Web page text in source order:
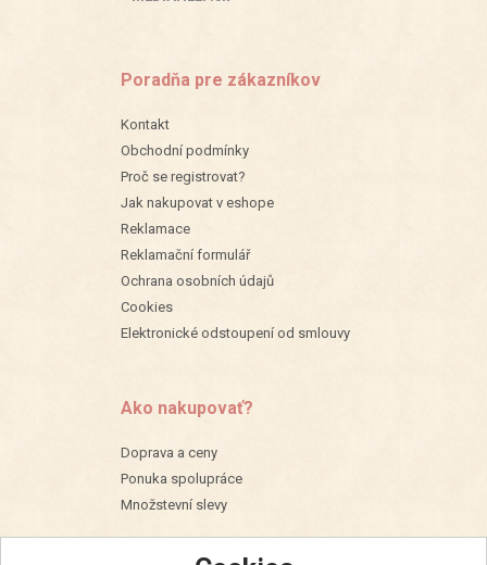
Poradňa pre zákazníkov
Kontakt
Obchodní podmínky
Proč se registrovat?
Jak nakupovat v eshope
Reklamace
Reklamační formulář
Ochrana osobních údajů
Cookies
Elektronické odstoupení od smlouvy
Ako nakupovať?
Doprava a ceny
Ponuka spolupráce
Množstevní slevy